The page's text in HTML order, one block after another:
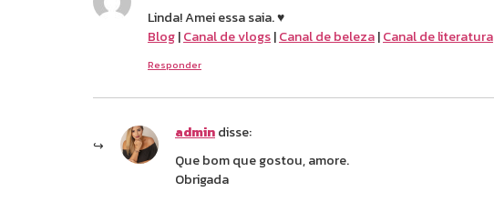
Linda! Amei essa saia. ♥
Blog|Canal de vlogs|Canal de beleza|Canal de literatura
Responder
admindisse:
Que bom que gostou, amore.
Obrigada